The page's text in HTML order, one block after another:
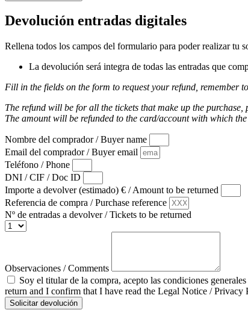
Devolución entradas digitales
Rellena todos los campos del formulario para poder realizar tu
La devolución será integra de todas las entradas que
Fill in the fields on the form to request your refund, remember
The refund will be for all the tickets that make up the purchase,
The amount will be refunded to the card/account with which
Nombre del comprador / Buyer name
Email del comprador / Buyer email
Teléfono / Phone
DNI / CIF / Doc ID
Importe a devolver (estimado) € / Amount to be returned
Referencia de compra / Purchase reference
Nº de entradas a devolver / Tickets to be returned
Observaciones / Comments
Soy el titular de la compra, acepto las condiciones
return and I confirm that I have read the Legal Notice / Privacy
Solicitar devolución